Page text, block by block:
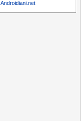
Androidiani.net